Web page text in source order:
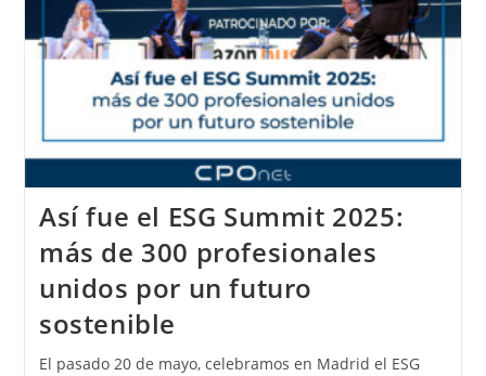
Así fue el ESG Summit 2025:
más de 300 profesionales
unidos por un futuro
sostenible
El pasado 20 de mayo, celebramos en Madrid el ESG